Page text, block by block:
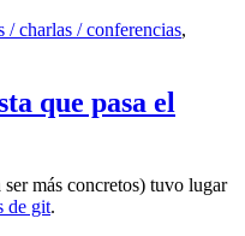
/ charlas / conferencias,
que pasa el
más concretos) tuvo lugar
de git.